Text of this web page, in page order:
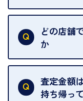
はい。喜ん
い。
ご指定の場所
どの店舗
か
はい。全店
ただし、中
によって査定
査定金額
持ち帰っ